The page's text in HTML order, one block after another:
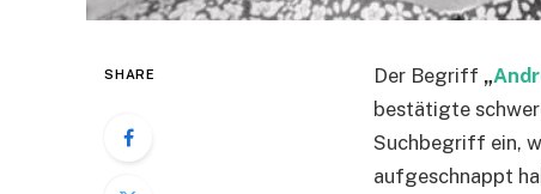
SHARE Der Begriff „
bestätigte
Suchbegriff ein,
aufgeschnappt